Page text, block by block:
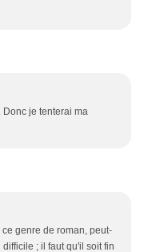
Donc je tenterai ma
genre de roman, peut-
; il faut qu'il soit fin